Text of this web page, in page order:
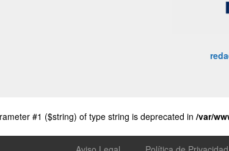
#1 ($string) of type string is deprecated in /var/